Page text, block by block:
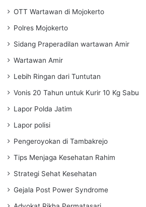
OTT Wartawan di Mojokerto
Polres Mojokerto
Sidang Praperadilan wartawan Amir
Wartawan Amir
Lebih Ringan dari Tuntutan
Vonis 20 Tahun untuk Kurir 10 Kg Sabu
Lapor Polda Jatim
Lapor polisi
Pengeroyokan di Tambakrejo
Tips Menjaga Kesehatan Rahim
Strategi Sehat Kesehatan
Gejala Post Power Syndrome